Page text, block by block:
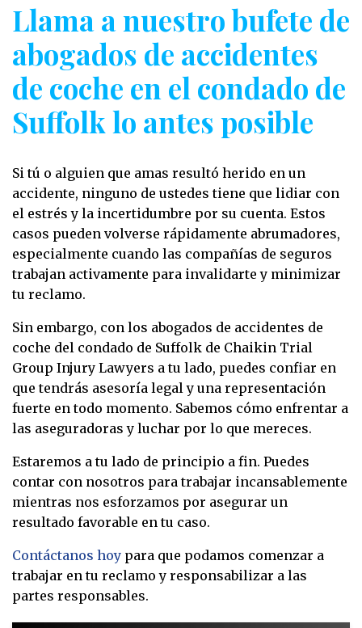
Llama a nuestro bufete de
abogados de accidentes
de coche en el condado de
Suffolk lo antes posible
Si tú o alguien que amas resultó herido en un
accidente, ninguno de ustedes tiene que lidiar con
el estrés y la incertidumbre por su cuenta. Estos
casos pueden volverse rápidamente abrumadores,
especialmente cuando las compañías de seguros
trabajan activamente para invalidarte y minimizar
tu reclamo.
Sin embargo, con los abogados de accidentes de
coche del condado de Suffolk de Chaikin Trial
Group Injury Lawyers a tu lado, puedes confiar en
que tendrás asesoría legal y una representación
fuerte en todo momento. Sabemos cómo enfrentar a
las aseguradoras y luchar por lo que mereces.
Estaremos a tu lado de principio a fin. Puedes
contar con nosotros para trabajar incansablemente
mientras nos esforzamos por asegurar un
resultado favorable en tu caso.
Contáctanos hoy para que podamos comenzar a
trabajar en tu reclamo y responsabilizar a las
partes responsables.